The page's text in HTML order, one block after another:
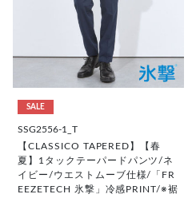
SALE
SSG2556-1_T
【CLASSICO TAPERED】【春
夏】1タックテーパードパンツ/ネ
イビー/ウエストムーブ仕様/「FR
EEZETECH 氷撃」冷感PRINT/※裾